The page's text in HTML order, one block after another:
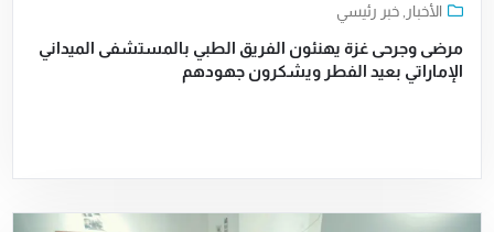
الأخبار ,خبر رئيسي
مرضى وجرحى غزة يهنئون الفريق الطبي بالمستشفى الميداني
الإماراتي بعيد الفطر ويشكرون جهودهم